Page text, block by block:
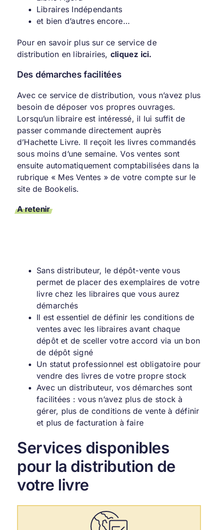
Libraires Indépendants
et bien d’autres encore…
Pour en savoir plus sur ce service de
distribution en librairies, cliquez ici.
Des démarches facilitées
Avec ce service de distribution, vous n’avez plus
besoin de déposer vos propres ouvrages.
Lorsqu’un libraire est intéressé, il lui suffit de
passer commande directement auprès
d’Hachette Livre. Il reçoit les livres commandés
sous moins d’une semaine. Vos ventes sont
ensuite automatiquement comptabilisées dans la
rubrique « Mes Ventes » de votre compte sur le
site de Bookelis.
A retenir
Sans distributeur, le dépôt-vente vous
permet de placer des exemplaires de votre
livre chez les libraires que vous aurez
démarchés
Il est essentiel de définir les conditions de
ventes avec les libraires avant chaque
dépôt et de sceller votre accord via un bon
de dépôt signé
Un statut professionnel est obligatoire pour
vendre des livres de votre propre stock
Avec un distributeur, vos démarches sont
facilitées : vous n’avez plus de stock à
gérer, plus de conditions de vente à définir
et plus de facturation à faire
Services disponibles
pour la distribution de
votre livre